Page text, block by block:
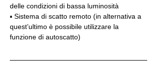
delle condizioni di bassa luminosità
▪️ Sistema di scatto remoto (in alternativa a
quest’ultimo è possibile utilizzare la
funzione di autoscatto)